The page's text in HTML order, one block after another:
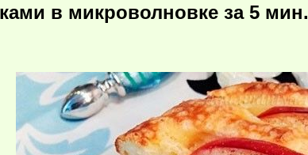
в микроволновке за 5 мин.